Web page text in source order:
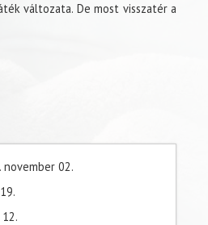
változata. De most visszatér a
november 02.